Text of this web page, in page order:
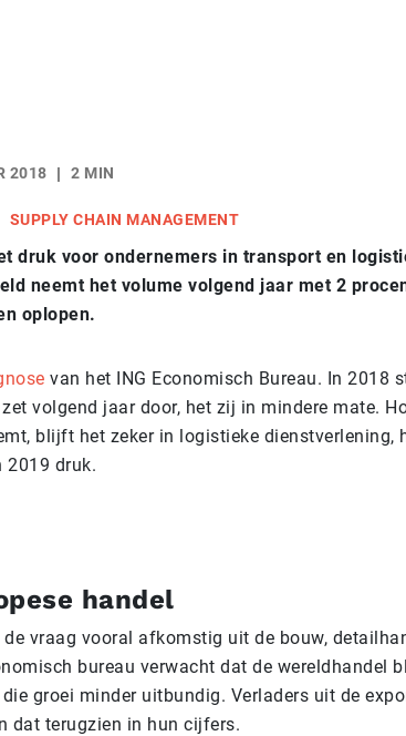
2018 2 MIN
SUPPLY CHAIN MANAGEMENT
druk voor ondernemers in transport en
neemt het volume volgend jaar met 2
oplopen.
van het ING Economisch Bureau. In 2018
volgend jaar door, het zij in mindere mate.
blijft het zeker in logistieke dienstverlening,
2019 druk.
handel
vraag vooral afkomstig uit de bouw,
bureau verwacht dat de wereldhandel
groei minder uitbundig. Verladers uit de
dat terugzien in hun cijfers.